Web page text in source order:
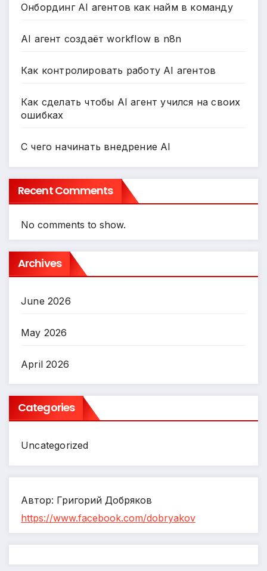
Онбординг AI агентов как найм в команду
AI агент создаёт workflow в n8n
Как контролировать работу AI агентов
Как сделать чтобы AI агент учился на своих
ошибках
С чего начинать внедрение AI
Recent Comments
No comments to show.
Archives
June 2026
May 2026
April 2026
Categories
Uncategorized
Автор: Григорий Добряков
https://www.facebook.com/dobryakov